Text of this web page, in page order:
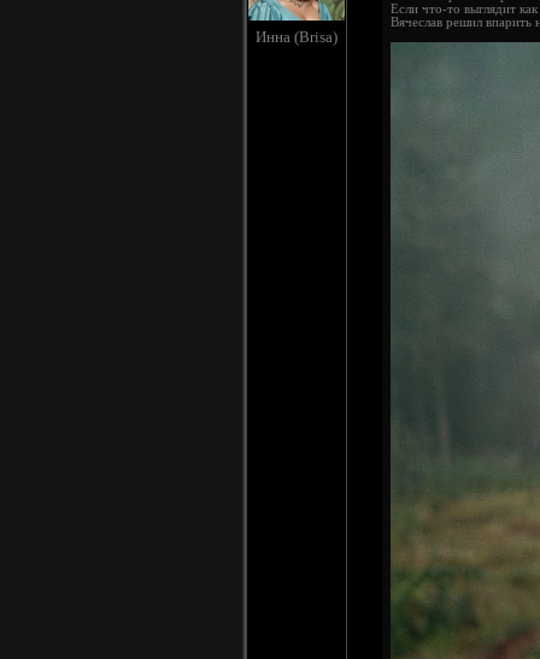
Инна (Brisa)
Если что-то выглядит
Вячеслав решил впарить